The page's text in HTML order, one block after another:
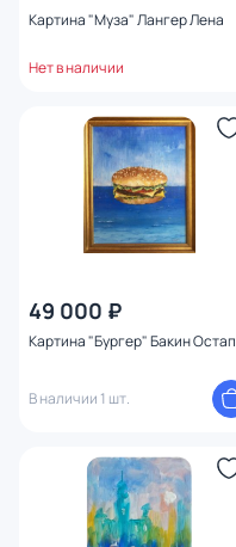
Картина "Муза" Лангер Лена
Нет в наличии
49 000 ₽
Картина "Бургер" Бакин Остап
В наличии 1 шт.